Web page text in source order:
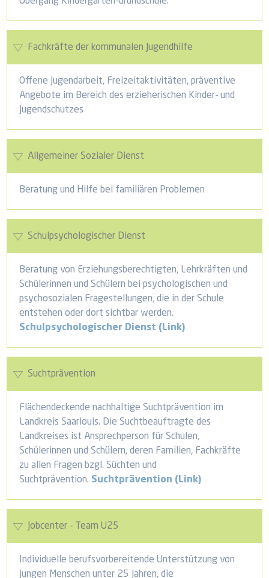
Fachkräfte der kommunalen Jugendhilfe
Offene Jugendarbeit, Freizeitaktivitäten, präventive
Angebote im Bereich des erzieherischen Kinder- und
Jugendschutzes
Allgemeiner Sozialer Dienst
Beratung und Hilfe bei familiären Problemen
Schulpsychologischer Dienst
Beratung von Erziehungsberechtigten, Lehrkräften und
Schülerinnen und Schülern bei psychologischen und
psychosozialen Fragestellungen, die in der Schule
entstehen oder dort sichtbar werden.
Schulpsychologischer Dienst (Link)
Suchtprävention
Flächendeckende nachhaltige Suchtprävention im
Landkreis Saarlouis. Die Suchtbeauftragte des
Landkreises ist Ansprechperson für Schulen,
Schülerinnen und Schülern, deren Familien, Fachkräfte
zu allen Fragen bzgl. Süchten und
Suchtprävention. Suchtprävention (Link)
Jobcenter - Team U25
Individuelle berufsvorbereitende Unterstützung von
jungen Menschen unter 25 Jahren, die